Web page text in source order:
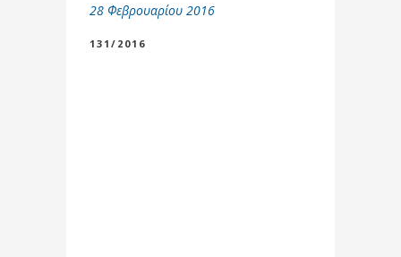
28 Φεβρουαρίου 2016
131/2016